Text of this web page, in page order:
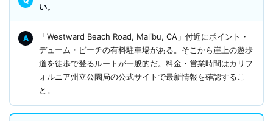
い。
「Westward Beach Road, Malibu, CA」付近にポイント・
デューム・ビーチの有料駐車場がある。そこから崖上の遊歩
道を徒歩で登るルートが一般的だ。料金・営業時間はカリフ
ォルニア州立公園局の公式サイトで最新情報を確認するこ
と。